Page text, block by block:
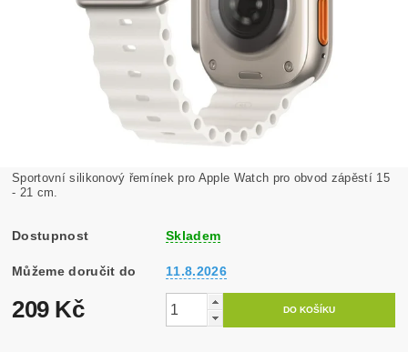
Sportovní silikonový řemínek pro Apple Watch pro obvod zápěstí 15
- 21 cm.
Dostupnost Skladem
Můžeme doručit do 11.8.2026
209 Kč